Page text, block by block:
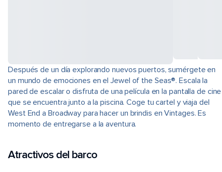
Después de un día explorando nuevos puertos, sumérgete en
un mundo de emociones en el Jewel of the Seas®. Escala la
pared de escalar o disfruta de una película en la pantalla de cine
que se encuentra junto a la piscina. Coge tu cartel y viaja del
West End a Broadway para hacer un brindis en Vintages. Es
momento de entregarse a la aventura.
Atractivos del barco